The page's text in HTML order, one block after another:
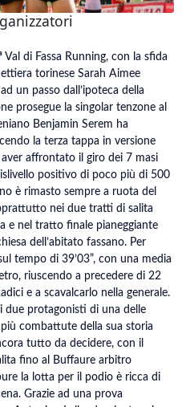
di Fassa Running, con la sfida
torinese Sarah Aimee
un passo dall’ipoteca della
prosegue la singolar tenzone al
Benjamin Serem ha
la terza tappa in versione
affrontato il giro dei 7 masi
positivo di poco più di 500
è rimasto sempre a ruota del
nei due tratti di salita
e nel tratto finale pianeggiante
dell’abitato fassano. Per
tempo di 39’03”, con una media
riuscendo a precedere di 22
e a scavalcarlo nella generale.
due protagonisti di una delle
combattute della sua storia
tutto da decidere, con il
fino al Buffaure arbitro
la lotta per il podio è ricca di
Grazie ad una prova